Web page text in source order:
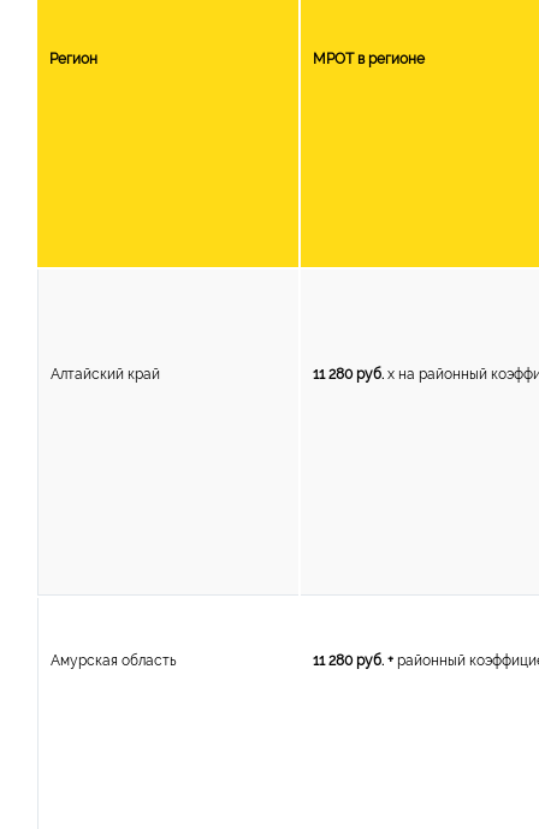
Регион МРОТ в регионе
Алтайский край 11 280 руб. x на районный
Амурская область 11 280 руб. +районный